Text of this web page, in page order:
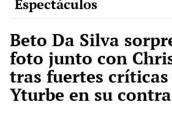
Espectáculos
Beto Da Silva
foto junto con
tras fuertes
Yturbe en su contra